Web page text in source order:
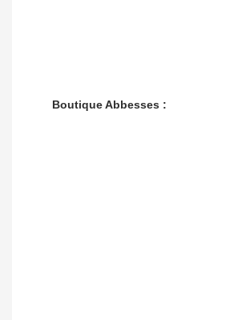
Boutique Abbesses :